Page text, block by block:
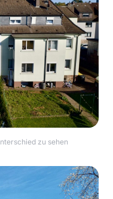
zu sehen